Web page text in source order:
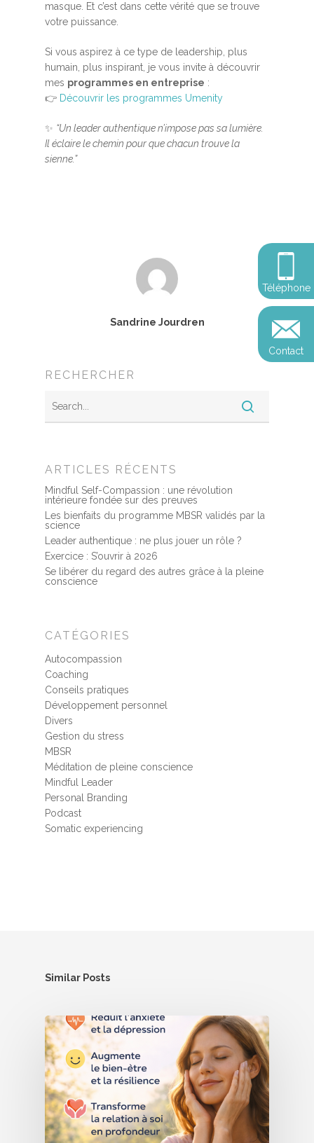
masque. Et c’est dans cette vérité que se trouve
votre puissance.
Si vous aspirez à ce type de leadership, plus
humain, plus inspirant, je vous invite à découvrir
mes programmes en entreprise :
👉 Découvrir les programmes Umenity
✨ “Un leader authentique n’impose pas sa lumière.
Il éclaire le chemin pour que chacun trouve la
sienne.”
Sandrine Jourdren
RECHERCHER
ARTICLES RÉCENTS
Mindful Self-Compassion : une révolution
intérieure fondée sur des preuves
Les bienfaits du programme MBSR validés par la
science
Leader authentique : ne plus jouer un rôle ?
Exercice : S’ouvrir à 2026
Se libérer du regard des autres grâce à la pleine
conscience
CATÉGORIES
Autocompassion
Coaching
Conseils pratiques
Développement personnel
Divers
Gestion du stress
MBSR
Méditation de pleine conscience
Mindful Leader
Personal Branding
Podcast
Somatic experiencing
Similar Posts
Téléphone
Contact
Accueil
MBSR, MSC &
Méditation
MBSR
Devenir praticien en
de pleine conscience
Thérapie :
Somatic Expériencing
Révelez votre
Conférences
personnel
Révelez votre
votre impact
Reconversion et
professionnelle
et découvrir
Témoignages